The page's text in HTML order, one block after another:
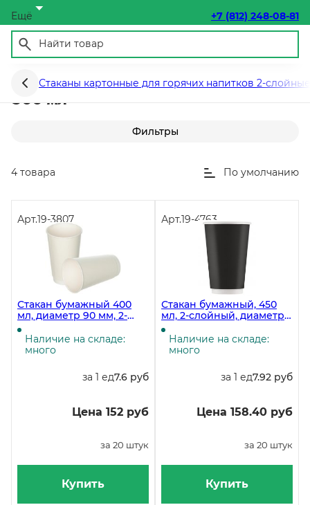
Ещё +7 (812) 248-08-81
Стаканы картонные для горячих напитков 2-слойные
Стаканы картонные (2слоя) 400-
500 мл
Фильтры
4 товара По умолчанию
Арт.19-3807
Стакан бумажный 400
мл, диаметр 90 мм, 2-
слойный, полный объем
530 мл, белый, 20 штук
Наличие на складе:
много
за 1 ед7.6 руб
Цена 152 руб
за 20 штук
Купить
Арт.19-4763
Стакан бумажный, 450
мл, 2-слойный, диаметр
90 мм, полный объем 530
мл, чёрный, 20 штук
Наличие на складе:
много
за 1 ед7.92 руб
Цена 158.40 руб
за 20 штук
Купить